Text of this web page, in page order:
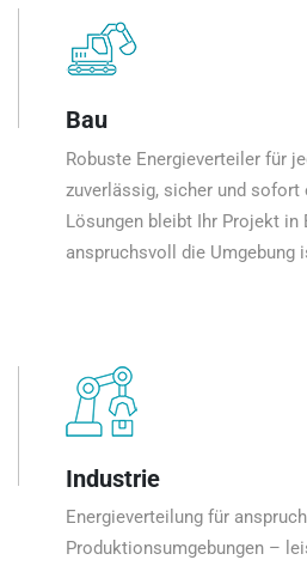
Bau
Robuste Energieverteiler für
zuverlässig, sicher und
Lösungen bleibt Ihr Projekt in
anspruchsvoll die Umgebung
Industrie
Energieverteilung für
Produktionsumgebungen –